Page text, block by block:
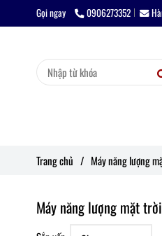
Gọi ngay 0906273352
Trang chủ / Máy năng lượng
Máy năng lượng mặt